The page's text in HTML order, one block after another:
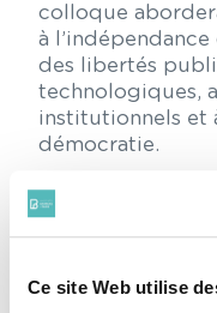
Ce site Web utilise
colloque
à
des libertés
technologiques,
institutionnels et
démocratie.
Organisées sur
les